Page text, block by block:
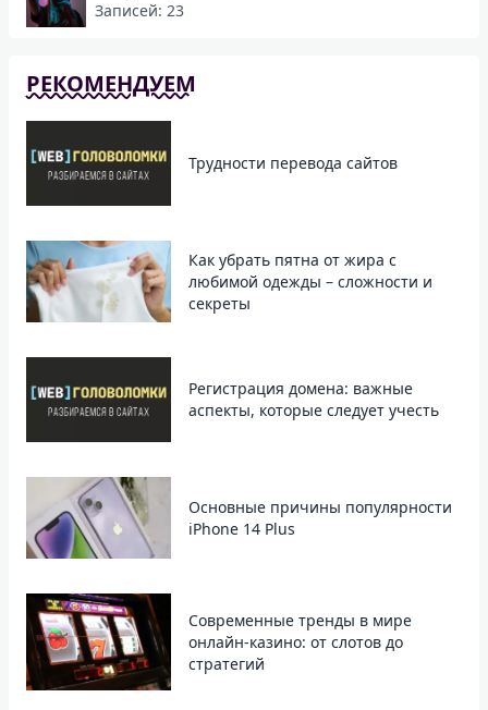
Записей: 23
РЕКОМЕНДУЕМ
Трудности перевода сайтов
Как убрать пятна от жира с
любимой одежды – сложности и
секреты
Регистрация домена: важные
аспекты, которые следует учесть
Основные причины популярности
iPhone 14 Plus
Современные тренды в мире
онлайн-казино: от слотов до
стратегий